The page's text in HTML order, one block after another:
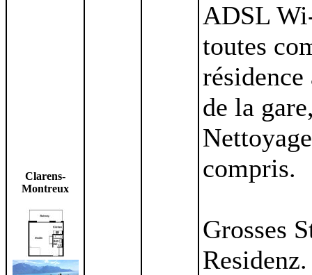
Clarens-
Montreux
ADSL
toutes
de la
compris.
Grosses